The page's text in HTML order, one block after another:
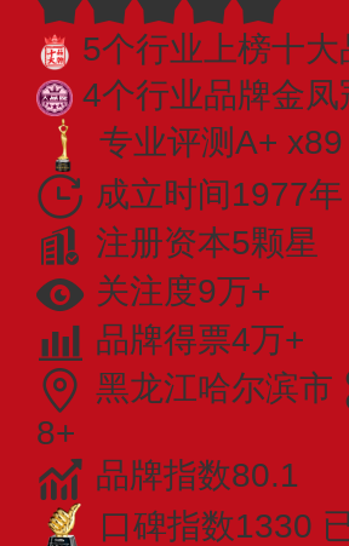
5个行业上榜十大
4个行业品牌金凤
专业评测A+ x89
成立时间1977年
注册资本5颗星
关注度9万+
品牌得票4万+
黑龙江哈尔滨市
8+
品牌指数80.1
口碑指数1330